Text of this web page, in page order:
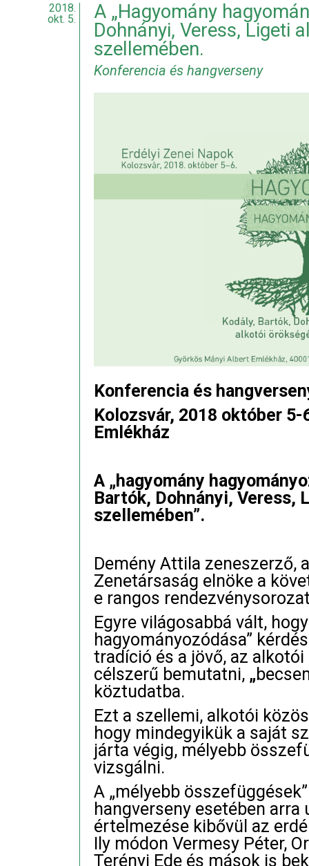
2018.
okt. 5.
A „Hagyomány
Dohnányi, Veress, Ligeti
szellemében.
Konferencia és hangverseny
Konferencia és
Kolozsvár, 2018 október
Emlékház
A „hagyomány
Bartók, Dohnányi, Veress,
szellemében”.
Demény Attila zeneszerző,
Zenetársaság elnöke a
e rangos
Egyre világosabbá vált,
hagyományozódása”
tradíció és a jövő, az
célszerű bemutatni, „
köztudatba.
Ezt a szellemi, alkotói
hogy mindegyikük a saját
járta végig, mélyebb
vizsgálni.
A „mélyebb
hangverseny esetében
értelmezése kibővül az
Ily módon Vermesy Péter,
Terényi Ede és mások is